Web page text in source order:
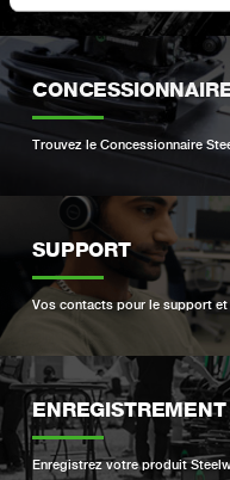
Trouvez le Concessionnaire
SUPPORT
Vos contacts pour le support
Enregistrez votre produit